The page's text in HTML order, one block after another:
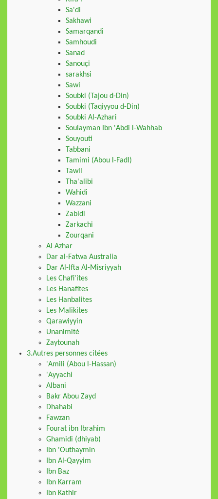
Sa'di
Sakhawi
Samarqandi
Samhoudi
Sanad
Sanouçi
sarakhsi
Sawi
Soubki (Tajou d-Din)
Soubki (Taqiyyou d-Din)
Soubki Al-Azhari
Soulayman Ibn 'Abdi l-Wahhab
Souyouti
Tabbani
Tamimi (Abou l-Fadl)
Tawil
Tha'alibi
Wahidi
Wazzani
Zabidi
Zarkachi
Zourqani
Al Azhar
Dar al-Fatwa Australia
Dar Al-Ifta Al-Misriyyah
Les Chafi'ites
Les Hanafites
Les Hanbalites
Les Malikites
Qarawiyyin
Unanimité
Zaytounah
3.Autres personnes citées
'Amili (Abou l-Hassan)
'Ayyachi
Albani
Bakr Abou Zayd
Dhahabi
Fawzan
Fourat ibn Ibrahim
Ghamidi (dhiyab)
Ibn 'Outhaymin
Ibn Al-Qayyim
Ibn Baz
Ibn Karram
Ibn Kathir